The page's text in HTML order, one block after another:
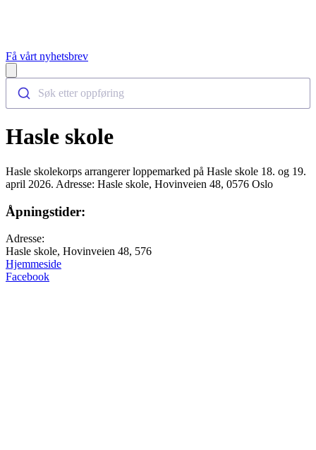
Få vårt nyhetsbrev
Søk etter oppføring
Hasle skole
Hasle skolekorps arrangerer loppemarked på Hasle skole 18. og 19.
april 2026. Adresse: Hasle skole, Hovinveien 48, 0576 Oslo
Åpningstider:
Adresse:
Hasle skole, Hovinveien 48, 576
Hjemmeside
Facebook